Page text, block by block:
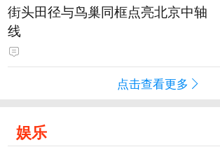
街头田径与鸟巢同框点亮北京中轴
线
点击查看更多
娱乐